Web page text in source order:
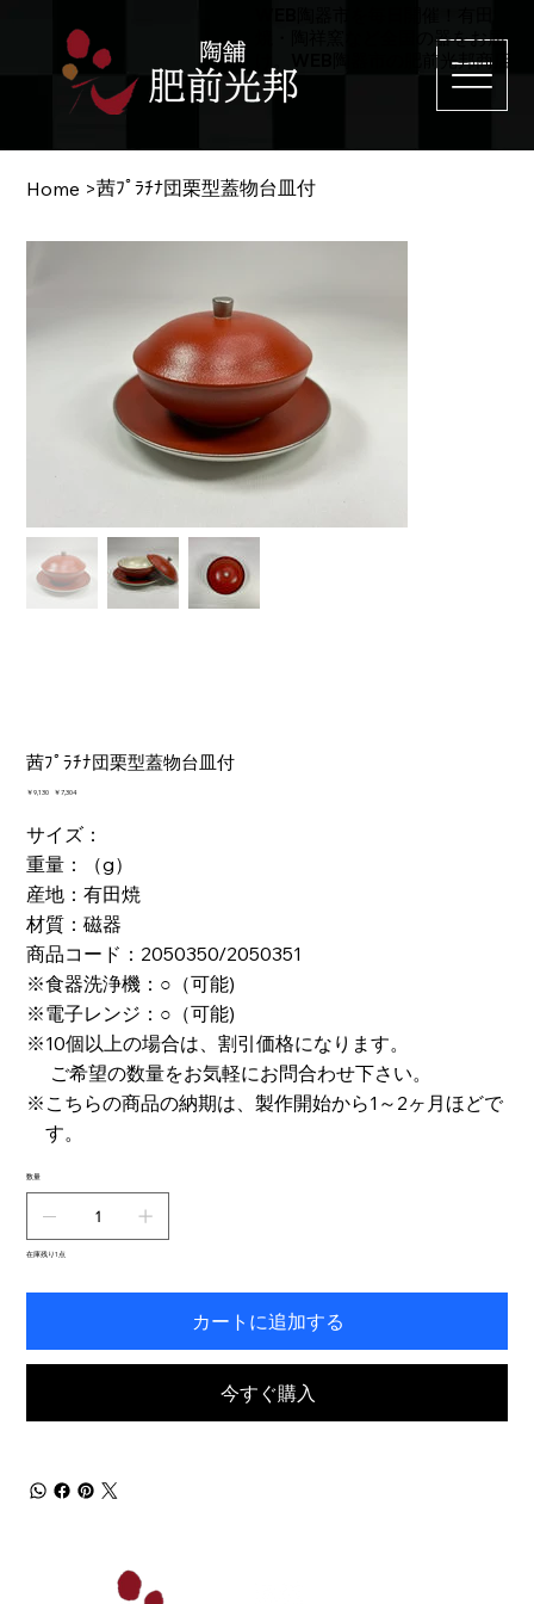
焼・陶祥窯など全国の器をお届
け。WEB陶器市の肥前光邦商店
Home >茜ﾌﾟﾗﾁﾅ団栗型蓋物台皿付
茜ﾌﾟﾗﾁﾅ団栗型蓋物台皿付
元
価
格
￥9,130
セ
ル
価
格
￥7,304
サイズ：
重量：（g）
産地：有田焼
材質：磁器
商品コード：2050350/2050351
※食器洗浄機：○（可能)
※電子レンジ：○（可能)
※10個以上の場合は、割引価格になります。
ご希望の数量をお気軽にお問合わせ下さい。
※こちらの商品の納期は、製作開始から1～2ヶ月ほどで
す。
数量
在庫残り1点
カートに追加する
今すぐ購入